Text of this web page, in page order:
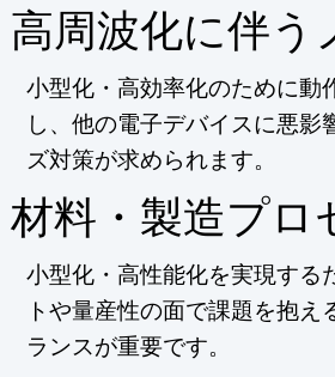
高周波化に伴う
小型化・高効率化のために動
し、他の電子デバイスに悪
ズ対策が求められます。
材料・製造プロ
小型化・高性能化を実現する
トや量産性の面で課題を抱
ランスが重要です。